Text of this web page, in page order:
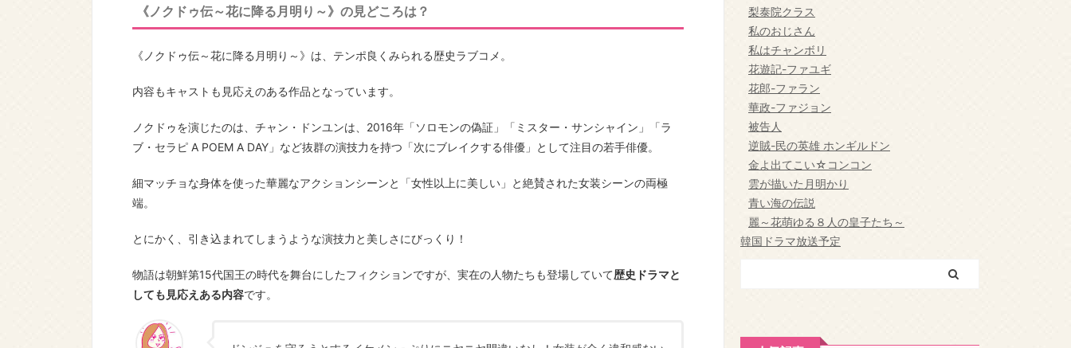
《ノクドゥ伝～花に降る月明り～》の見どころは？
《ノクドゥ伝～花に降る月明り～》は、テンポ良くみられる歴史ラブコメ。
内容もキャストも見応えのある作品となっています。
ノクドゥを演じたのは、チャン・ドンユンは、2016年「ソロモンの偽証」「ミスター・サンシャイン」「ラ
ブ・セラピ A POEM A DAY」など抜群の演技力を持つ「次にブレイクする俳優」として注目の若手俳優。
細マッチョな身体を使った華麗なアクションシーンと「女性以上に美しい」と絶賛された女装シーンの両極
端。
とにかく、引き込まれてしまうような演技力と美しさにびっくり！
物語は朝鮮第15代国王の時代を舞台にしたフィクションですが、実在の人物たちも登場していて歴史ドラマと
しても見応えある内容です。
梨泰院クラス
私のおじさん
私はチャンボリ
花遊記-ファユギ
花郎-ファラン
華政-ファジョン
被告人
逆賊-民の英雄 ホンギルドン
金よ出てこい☆コンコン
雲が描いた月明かり
青い海の伝説
麗～花萌ゆる８人の皇子たち～
韓国ドラマ放送予定